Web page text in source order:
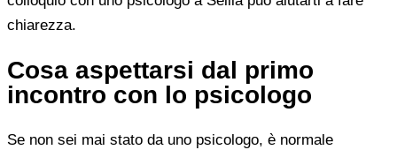
chiarezza.
Cosa aspettarsi dal primo
incontro con lo psicologo
Se non sei mai stato da uno psicologo, è normale